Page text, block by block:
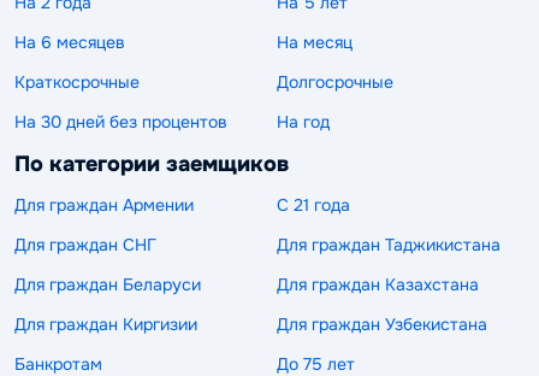
На 6 месяцев
На месяц
Краткосрочные
Долгосрочные
На 30 дней без процентов
На год
По категории заемщиков
Для граждан Армении
С 21 года
Для граждан СНГ
Для граждан Таджикистана
Для граждан Беларуси
Для граждан Казахстана
Для граждан Киргизии
Для граждан Узбекистана
Банкротам
До 75 лет